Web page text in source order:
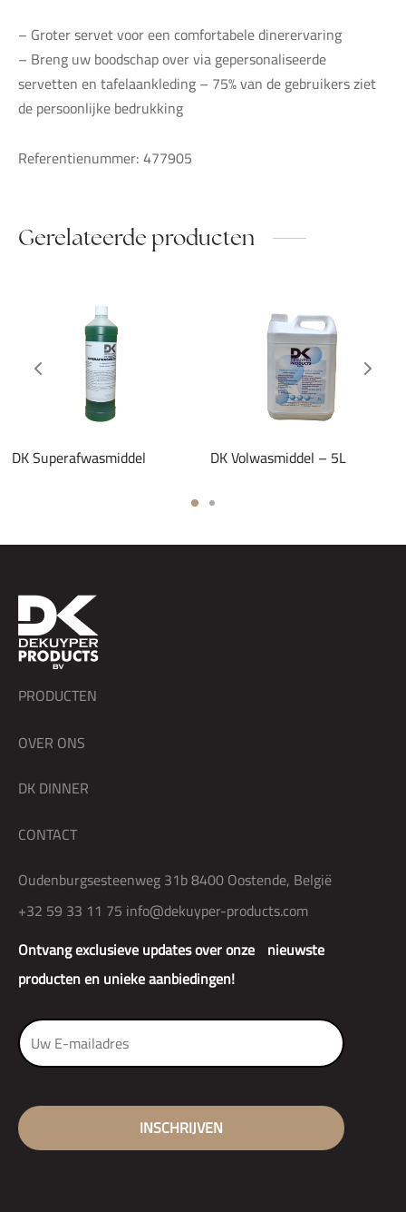
– Groter servet voor een comfortabele dinerervaring
– Breng uw boodschap over via gepersonaliseerde
servetten en tafelaankleding – 75% van de gebruikers ziet
de persoonlijke bedrukking
Referentienummer: 477905
Gerelateerde producten
DK Superafwasmiddel DK Volwasmiddel – 5L
Ontvang exclusieve updates over onze nieuwste
producten en unieke aanbiedingen!
PRODUCTEN
OVER ONS
DK DINNER
CONTACT
Oudenburgsesteenweg 31b 8400 Oostende, België
+32 59 33 11 75 info@dekuyper-products.com